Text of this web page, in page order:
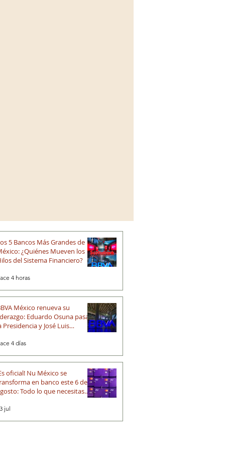
5 Bancos Más Grandes de
¿Quiénes Mueven los
del Sistema Financiero?
4 horas
México renueva su
Eduardo Osuna pasa a
Presidencia y José Luis
Elechiguerra asume la Dirección
4 días
oficial! Nu México se
en banco este 6 de
Todo lo que necesitas
jul